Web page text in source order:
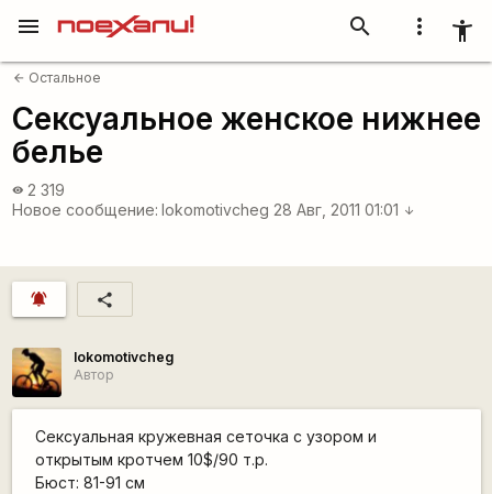
more_vert accessibility_new
search
menu
arrow_back Остальное
Сексуальное женское нижнее
белье
visibility 2 319
Новое сообщение: lokomotivcheg 28 Авг, 2011 01:01 arrow_downward
notifications_active share
lokomotivcheg
Автор
Сексуальная кружевная сеточка с узором и
открытым кротчем 10$/90 т.р.
Бюст: 81-91 см